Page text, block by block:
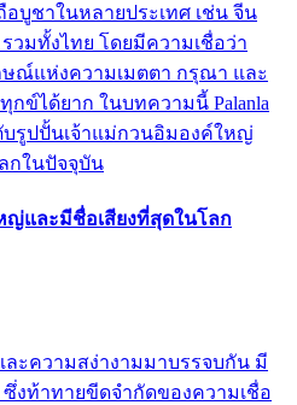
บูชาในหลายประเทศ เช่น จีน
วมทั้งไทย โดยมีความเชื่อว่า
ณ์แห่งความเมตตา กรุณา และ
ข์ได้ยาก ในบทความนี้ Palanla
บรูปปั้นเจ้าแม่กวนอิมองค์ใหญ่
กในปัจจุบัน
ญ่และมีชื่อเสียงที่สุดในโลก
ะความสง่างามมาบรรจบกัน มี
งท้าทายขีดจำกัดของความเชื่อ